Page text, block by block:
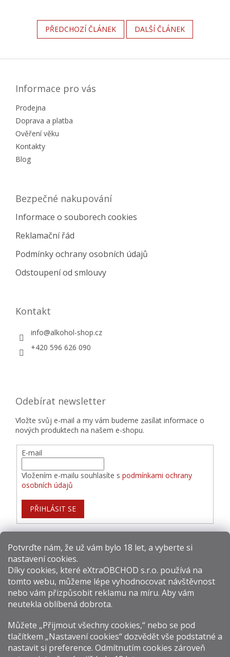
Potvrďte nám​​, že už vám bylo 18 let, a vyberte si
nastavení cookies.
Díky cookies, které eXtraOBCHOD s.r.o. používá na
tomto webu, můžeme lépe vyhodnocovat návštěvnost
nebo vám přizpůsobit reklamu na míru. Aby vám
neutekla oblíbená dobrota.
Můžete „Přijmout všechny cookies,“ nebo se pod
tlačítkem „Nastavení cookies“ dozvědět vše podstatné a
nastavit si preference. Odmítnutím cookies zároveň
PŘEDCHOZÍ ČLÁNEK DALŠÍ ČLÁNEK
Informace pro vás
Prodejna
Doprava a platba
Ověření věku
Kontakty
Blog
Bezpečné nakupování
Informace o souborech cookies
Reklamační řád
Podmínky ochrany osobních údajů
Odstoupení od smlouvy
Kontakt
info@alkohol-shop.cz
+420 596 626 090
Odebírat newsletter
Vložte svůj e-mail a my vám budeme zasílat informace o
nových produktech na našem e-shopu.
E-mail
Vložením e-mailu souhlasíte s podmínkami ochrany
osobních údajů
PŘIHLÁSIT SE
Způsoby dopravy: